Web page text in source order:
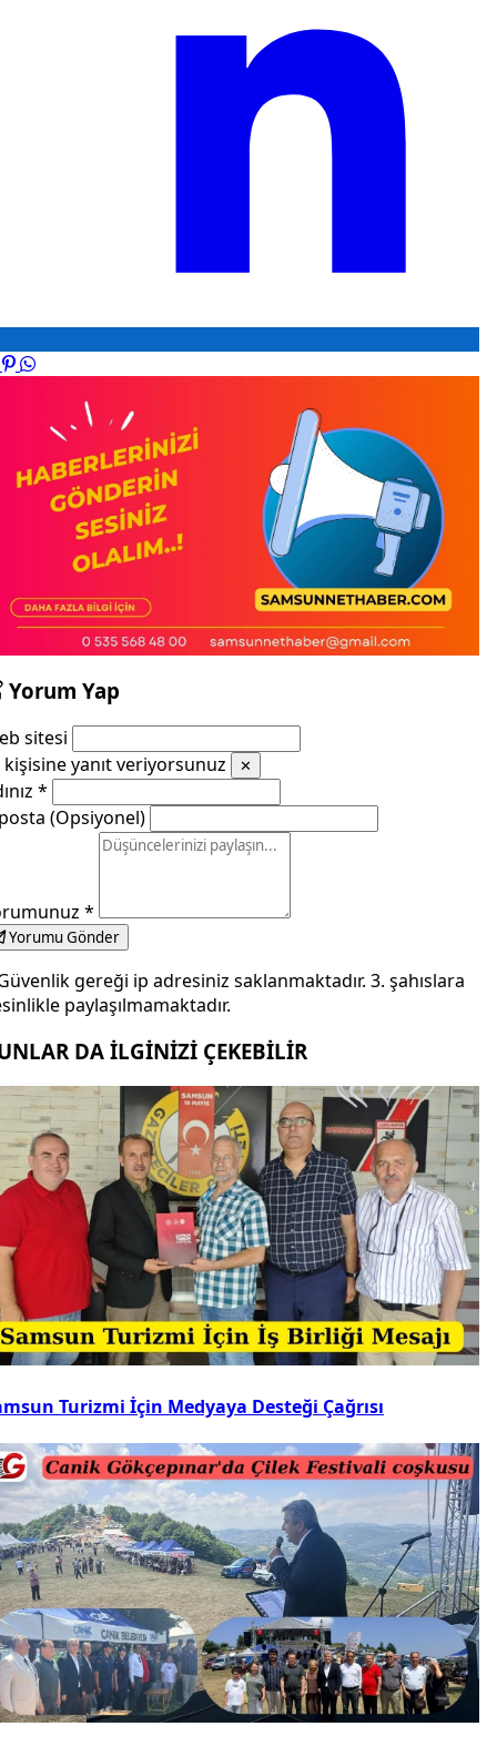
Yorum Yap
sitesi
kişisine yanıt veriyorsunuz
✕
*
(Opsiyonel)
*
Yorumu Gönder
gereği ip adresiniz saklanmaktadır. 3. şahıslara
paylaşılmamaktadır.
DA İLGİNİZİ ÇEKEBİLİR
Turizmi İçin Medyaya Desteği Çağrısı